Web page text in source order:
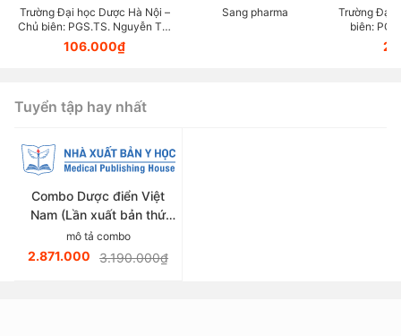
ngành dược học)
Trường Đại học Dược Hà Nội –
Chủ biên: PGS.TS. Nguyễn Thị
Thanh Hương
106.000₫
chẹn beta trong thực tế
Sang pharma
KHOA
LỰC
giảng
Trường Đại
biên:
Tuyển tập hay nhất
Combo Dược điển Việt
Nam (Lần xuất bản thứ
sáu)
mô tả combo
2.871.000 3.190.000₫